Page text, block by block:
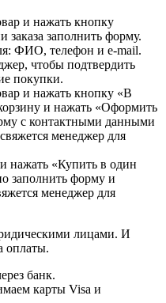
и нажать кнопку
заказа заполнить форму.
ФИО, телефон и e-mail.
чтобы подтвердить
покупки.
и нажать кнопку «В
и нажать «Оформить
с контактными данными
менеджер для
нажать «Купить в один
заполнить форму и
менеджер для
лицами. И
оплаты.
банк.
карты Visa и